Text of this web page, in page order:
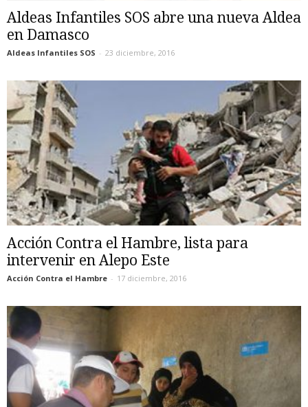
Aldeas Infantiles SOS abre una nueva Aldea
en Damasco
Aldeas Infantiles SOS - 23 diciembre, 2016
Acción Contra el Hambre, lista para
intervenir en Alepo Este
Acción Contra el Hambre - 17 diciembre, 2016